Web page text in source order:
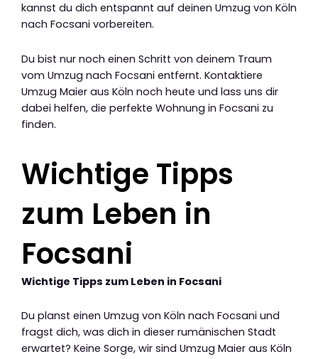
kannst du dich entspannt auf deinen Umzug von Köln
nach Focsani vorbereiten.
Du bist nur noch einen Schritt von deinem Traum
vom Umzug nach Focsani entfernt. Kontaktiere
Umzug Maier aus Köln noch heute und lass uns dir
dabei helfen, die perfekte Wohnung in Focsani zu
finden.
Wichtige Tipps
zum Leben in
Focsani
Wichtige Tipps zum Leben in Focsani
Du planst einen Umzug von Köln nach Focsani und
fragst dich, was dich in dieser rumänischen Stadt
erwartet? Keine Sorge, wir sind Umzug Maier aus Köln